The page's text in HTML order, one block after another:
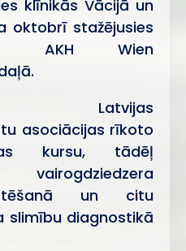
klīnikās Vācijā un
oktobrī stažējusies
AKH Wien
Latvijas
asociācijas rīkoto
kursu, tādēļ
vairogdziedzera
un citu
slimību diagnostikā